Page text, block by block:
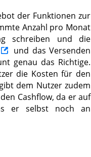
der Funktionen zur
Anzahl pro Monat
schreiben und die
und das Versenden
genau das Richtige.
die Kosten für den
dem Nutzer zudem
Cashflow, da er auf
er selbst noch an